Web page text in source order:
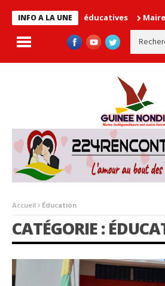
INFO A LA UNE Maire de Lambanyi
Accueil Éducation
CATÉGORIE :